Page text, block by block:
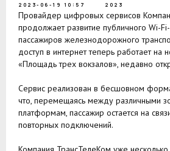
2023-06-19 10:57 2023
Провайдер цифровых сервисов
продолжает развитие публичного Wi-
пассажиров железнодорожного
доступ в интернет теперь работает на
«Площадь трех вокзалов», недавно
Сервис реализован в бесшовном
что, перемещаясь между различными
платформам, пассажир остается на
повторных подключений.